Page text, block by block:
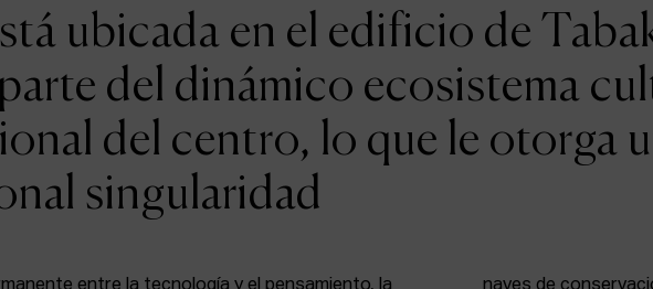
ubicada en el edificio de
del dinámico ecosistema
del centro, lo que le otorga
singularidad